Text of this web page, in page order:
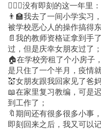
🙆🏻‍♂️没有即刻的这一年里：
👨‍🏫我去了一间小学实习
被学校恶心人的操作搞得
📄我的教师资格证拿到手
过，但是庆幸女朋友过了；
🏠在学校旁租了个小房子
是只住了一个半月，疫情
💒女朋友跟我回家见了爸
📖在家里复习教编，可是
到工作了；
🔖期间还有很多很多小事
即刻回来之后，我又可以